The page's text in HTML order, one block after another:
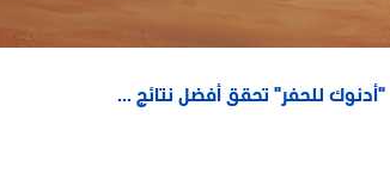
"أدنوك للحفر" تحقق أفضل نتائج ...